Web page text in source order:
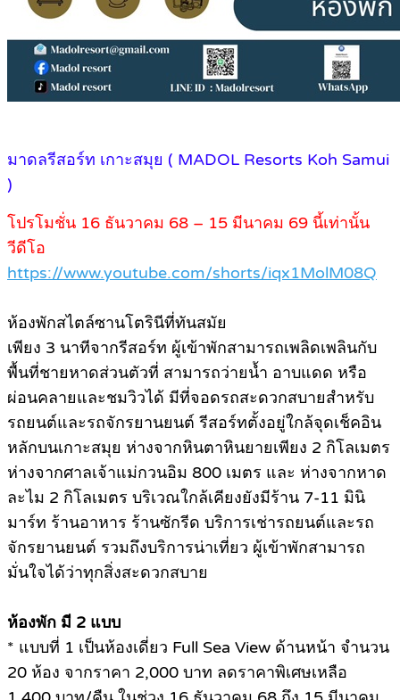
มาดลรีสอร์ท เกาะสมุย ( MADOL Resorts Koh Samui
)
โปรโมชั่น 16 ธันวาคม 68 – 15 มีนาคม 69 นี้เท่านั้น
วีดีโอ
https://www.youtube.com/shorts/iqx1MolM08Q
ห้องพักสไตล์ซานโตรินีที่ทันสมัย
เพียง 3 นาทีจากรีสอร์ท ผู้เข้าพักสามารถเพลิดเพลินกับ
พื้นที่ชายหาดส่วนตัวที่ สามารถว่ายนํ้า อาบแดด หรือ
ผ่อนคลายและชมวิวได้ มีที่จอดรถสะดวกสบายสําหรับ
รถยนต์และรถจักรยานยนต์ รีสอร์ทตั้งอยู่ใกล้จุดเช็คอิน
หลักบนเกาะสมุย ห่างจากหินตาหินยายเพียง 2 กิโลเมตร
ห่างจากศาลเจ้าแม่กวนอิม 800 เมตร และ ห่างจากหาด
ละไม 2 กิโลเมตร บริเวณใกล้เคียงยังมีร้าน 7-11 มินิ
มาร์ท ร้านอาหาร ร้านซักรีด บริการเช่ารถยนต์และรถ
จักรยานยนต์ รวมถึงบริการน่าเที่ยว ผู้เข้าพักสามารถ
มั่นใจได้ว่าทุกสิ่งสะดวกสบาย
ห้องพัก มี 2 แบบ
* แบบที่ 1 เป็นห้องเดี่ยว Full Sea View ด้านหน้า จำนวน
20 ห้อง จากราคา 2,000 บาท ลดราคาพิเศษเหลือ